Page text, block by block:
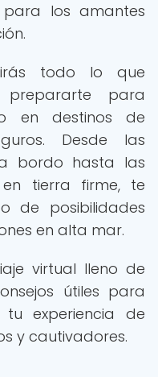
para los amantes
todo lo que
para
en destinos de
Desde las
bordo hasta las
en tierra firme, te
de posibilidades
en alta mar.
virtual lleno de
útiles para
experiencia de
y cautivadores.